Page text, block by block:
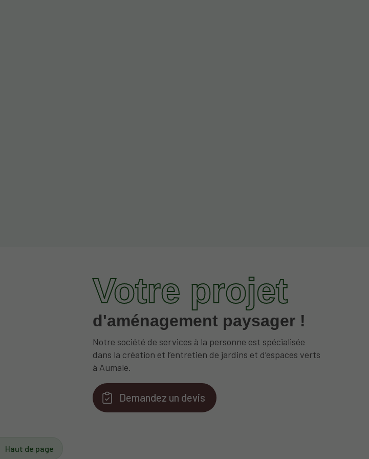
Votre projet
d'aménagement paysager !
Notre société de services à la personne est spécialisée
dans la création et l’entretien de jardins et d’espaces verts
à Aumale.
Demandez un devis
Haut de page